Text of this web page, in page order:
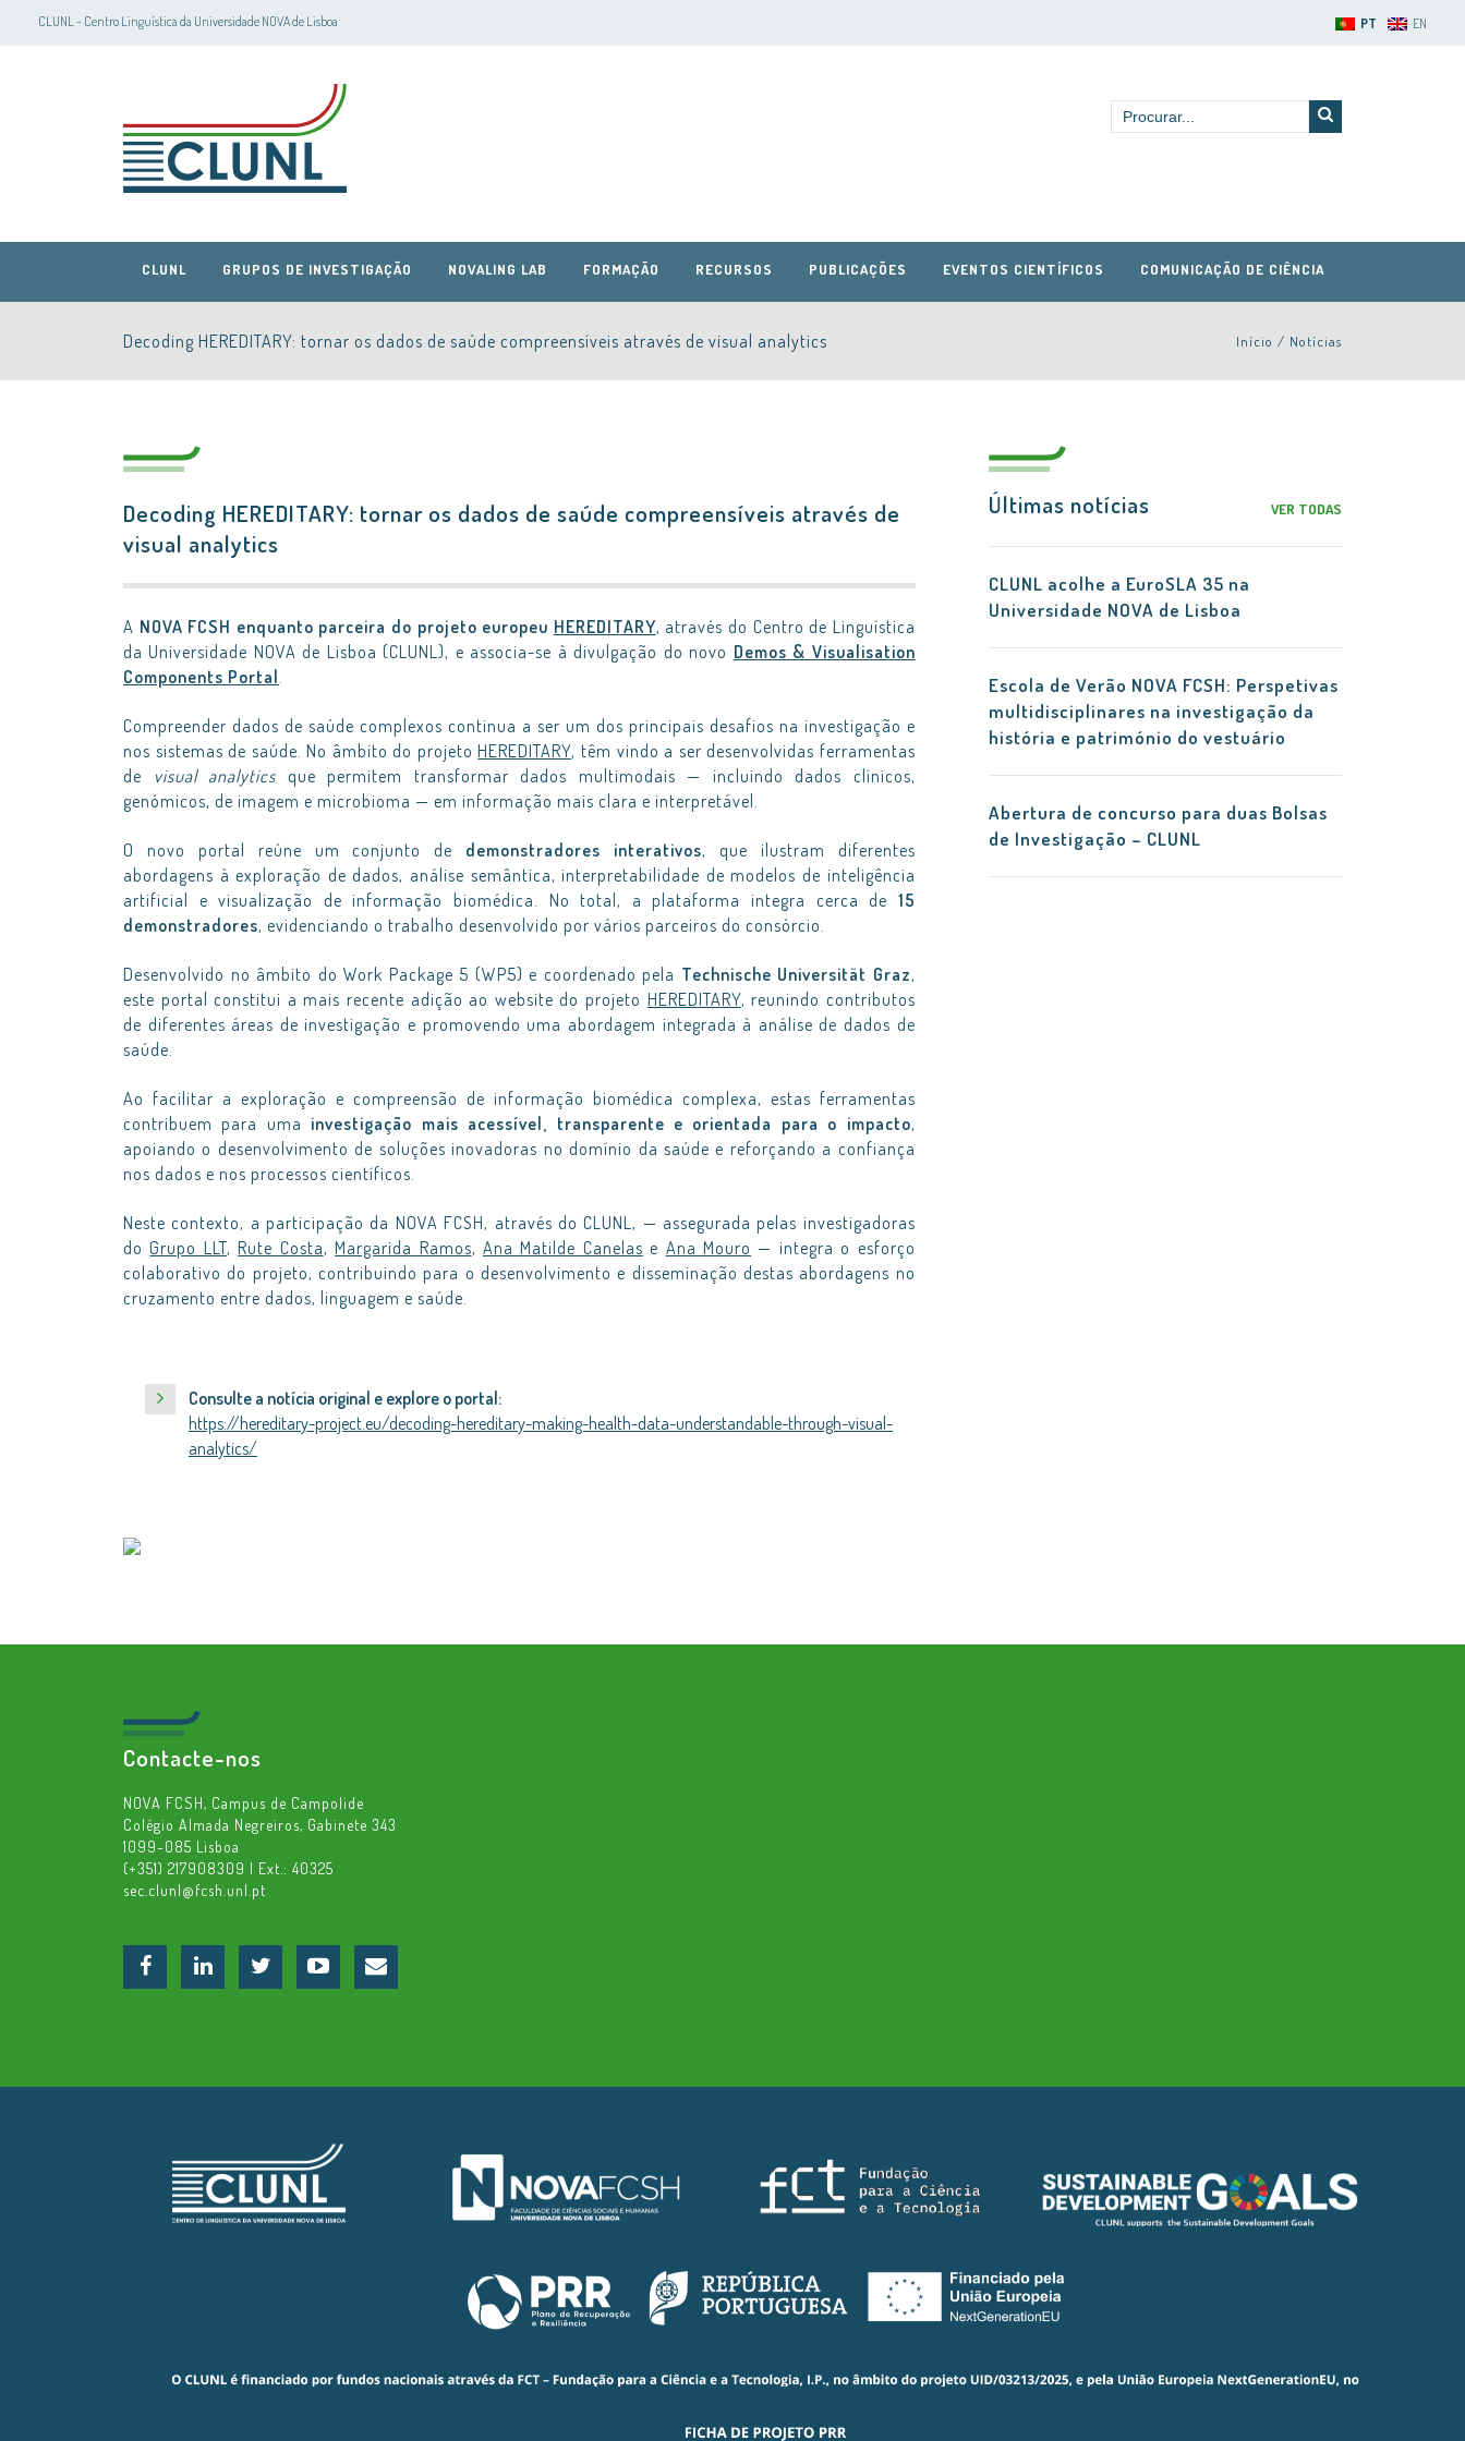
CLUNL - Centro Linguística da Universidade NOVA de Lisboa PT EN
CLUNL
CLUNL GRUPOS DE INVESTIGAÇÃO NOVALING LAB FORMAÇÃO RECURSOS PUBLICAÇÕES EVENTOS CIENTÍFICOS COMUNICAÇÃO DE CIÊNCIA
Decoding HEREDITARY: tornar os dados de saúde compreensíveis através de visual analytics Início / Notícias
Decoding HEREDITARY: tornar os dados de saúde compreensíveis através de
visual analytics
A NOVA FCSH enquanto parceira do projeto europeu HEREDITARY, através do Centro de Linguística
da Universidade NOVA de Lisboa (CLUNL), e associa-se à divulgação do novo Demos & Visualisation
Components Portal.
Compreender dados de saúde complexos continua a ser um dos principais desafios na investigação e
nos sistemas de saúde. No âmbito do projetoHEREDITARY, têm vindo a ser desenvolvidas ferramentas
de
visual analytics que permitem transformar dados multimodais — incluindo dados clínicos,
genómicos, de imagem e microbioma — em informação mais clara e interpretável.
O novo portal reúne um conjunto de demonstradores interativos, que ilustram diferentes
abordagens à exploração de dados, análise semântica, interpretabilidade de modelos de inteligência
artificial e visualização de informação biomédica. No total, a plataforma integra cerca de 15
demonstradores, evidenciando o trabalho desenvolvido por vários parceiros do consórcio.
Desenvolvido no âmbito do Work Package 5 (WP5) e coordenado pela Technische Universität Graz,
este portal constitui a mais recente adição ao website do projeto HEREDITARY, reunindo contributos
de diferentes áreas de investigação e promovendo uma abordagem integrada à análise de dados de
saúde.
Ao facilitar a exploração e compreensão de informação biomédica complexa, estas ferramentas
contribuem para uma investigação mais acessível, transparente e orientada para o impacto,
apoiando o desenvolvimento de soluções inovadoras no domínio da saúde e reforçando a confiança
nos dados e nos processos científicos.
Neste contexto, a participação da NOVA FCSH, através do CLUNL, — assegurada pelas investigadoras
doGrupo LLT,Rute Costa,Margarida Ramos, Ana Matilde Canelas e Ana Mouro — integra o esforço
colaborativo do projeto, contribuindo para o desenvolvimento e disseminação destas abordagens no
cruzamento entre dados, linguagem e saúde.
Consulte a notícia original e explore o portal:
https://hereditary-project.eu/decoding-hereditary-making-health-data-understandable-through-visual-
analytics/
Últimas notícias VER TODAS
CLUNL acolhe a EuroSLA 35 na
Universidade NOVA de Lisboa
Escola de Verão NOVA FCSH: Perspetivas
multidisciplinares na investigação da
história e património do vestuário
Abertura de concurso para duas Bolsas
de Investigação – CLUNL
Contacte-nos
NOVA FCSH, Campus de Campolide
Colégio Almada Negreiros, Gabinete 343
1099-085 Lisboa
(+351) 217908309 | Ext.: 40325
sec.clunl@fcsh.unl.pt